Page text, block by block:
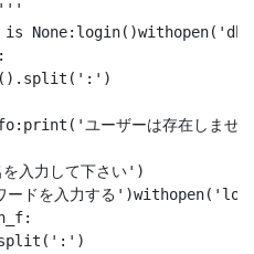
is
ユーザーは存在しま
入力して下さい')
ワードを入力する